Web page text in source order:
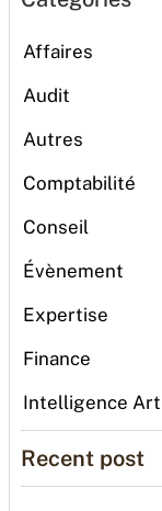
Affaires
Audit
Autres
Comptabilité
Conseil
Évènement
Expertise
Finance
Intelligence
Recent post